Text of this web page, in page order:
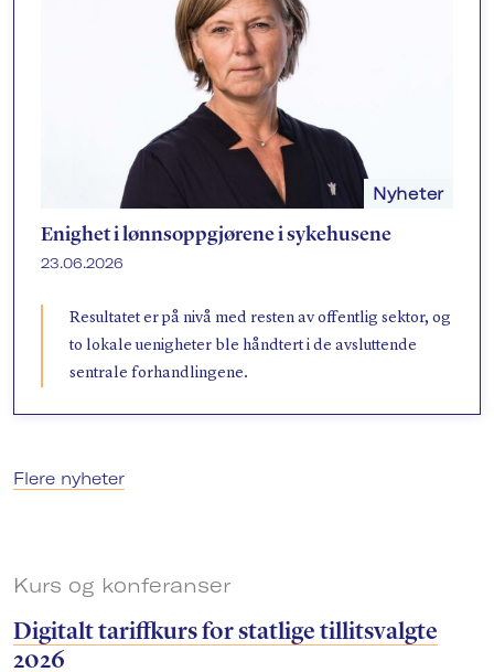
Nyheter
Enighet i lønnsoppgjørene i sykehusene
23.06.2026
Resultatet er på nivå med resten av offentlig sektor, og
to lokale uenigheter ble håndtert i de avsluttende
sentrale forhandlingene.
Flere nyheter
Kurs og konferanser
Digitalt tariffkurs for statlige tillitsvalgte
2026